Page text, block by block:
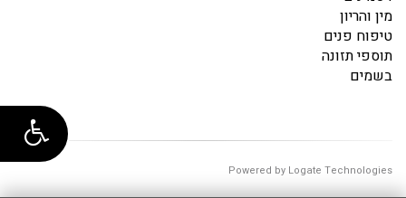
מין והריון
טיפוח פנים
תוספי תזונה
בשמים
Powered by Logate Technologies